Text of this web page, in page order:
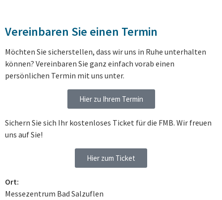
Vereinbaren Sie einen Termin
Möchten Sie sicherstellen, dass wir uns in Ruhe unterhalten
können? Vereinbaren Sie ganz einfach vorab einen
persönlichen Termin mit uns unter.
Hier zu Ihrem Termin
Sichern Sie sich Ihr kostenloses Ticket für die FMB. Wir freuen
uns auf Sie!
Hier zum Ticket
Ort:
Messezentrum Bad Salzuflen